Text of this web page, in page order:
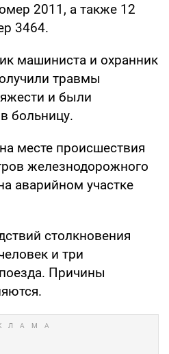
2011, а также 12
3464.
машиниста и охранник
травмы
и были
больницу.
месте происшествия
железнодорожного
аварийном участке
столкновения
и три
Причины